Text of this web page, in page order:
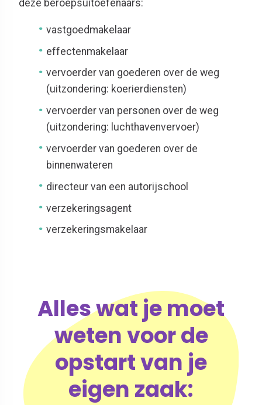
deze beroepsuitoefenaars:
vastgoedmakelaar
effectenmakelaar
vervoerder van goederen over de weg
(uitzondering: koerierdiensten)
vervoerder van personen over de weg
(uitzondering: luchthavenvervoer)
vervoerder van goederen over de
binnenwateren
directeur van een autorijschool
verzekeringsagent
verzekeringsmakelaar
Alles wat je moet
weten voor de
opstart van je
eigen zaak: